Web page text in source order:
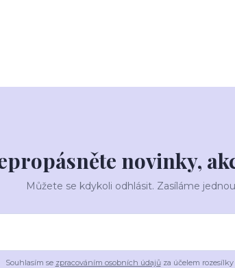
novinky,
Můžete se kdykoli odhlásit. Zasíláme
Souhlasím se zpracováním osobních údajůza účelem